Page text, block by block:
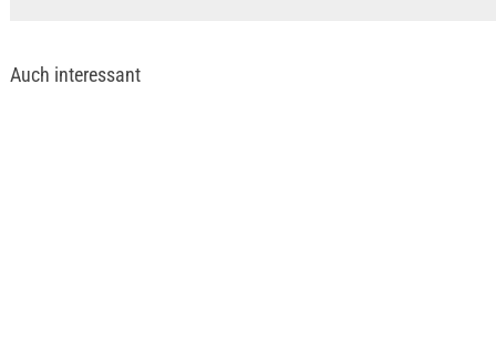
Auch interessant